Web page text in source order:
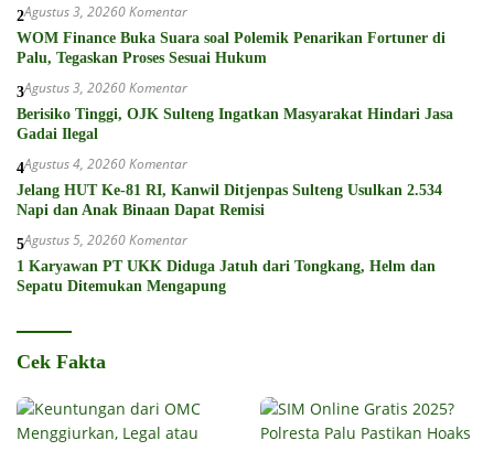
2Agustus 3, 20260 Komentar
WOM Finance Buka Suara soal Polemik Penarikan Fortuner di
Palu, Tegaskan Proses Sesuai Hukum
3Agustus 3, 20260 Komentar
Berisiko Tinggi, OJK Sulteng Ingatkan Masyarakat Hindari Jasa
Gadai Ilegal
4Agustus 4, 20260 Komentar
Jelang HUT Ke-81 RI, Kanwil Ditjenpas Sulteng Usulkan 2.534
Napi dan Anak Binaan Dapat Remisi
5Agustus 5, 20260 Komentar
1 Karyawan PT UKK Diduga Jatuh dari Tongkang, Helm dan
Sepatu Ditemukan Mengapung
Cek Fakta